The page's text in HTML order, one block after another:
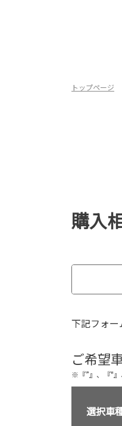
トップページ
購入
下記フォー
ご希望
※『”』、『"』
選択車